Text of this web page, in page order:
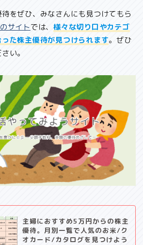
をぜひ、みなさんにも見つけてもら
サイトでは、様々な切り口やカテゴ
た株主優待が見つけられます。ぜひ
い。
主婦におすすめ5万円からの株主
優待。月別一覧で人気のお米/ク
オカード/カタログを見つけよう